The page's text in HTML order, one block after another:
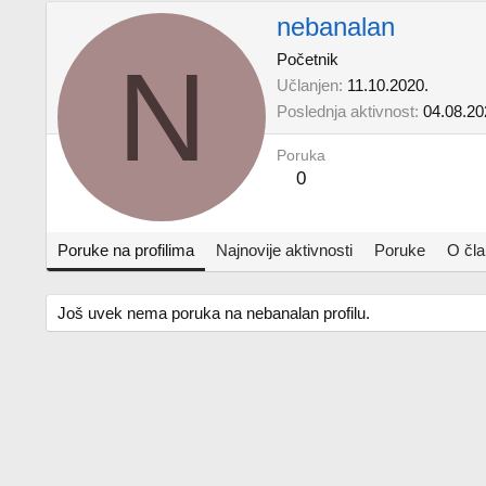
N
nebanalan
Početnik
Učlanjen 11.10.2020.
Poslednja aktivnost
Poruka
0
Poruke na profilima Najnovije aktivnosti Poruke O
Još uvek nema poruka na nebanalan profilu.